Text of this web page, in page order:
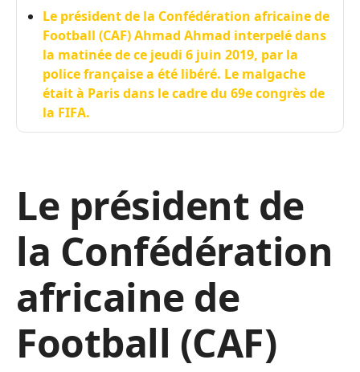
Le président de la Confédération africaine de
Football (CAF) Ahmad Ahmad interpelé dans
la matinée de ce jeudi 6 juin 2019, par la
police française a été libéré. Le malgache
était à Paris dans le cadre du 69e congrès de
la FIFA.
Le président de
la Confédération
africaine de
Football (CAF)